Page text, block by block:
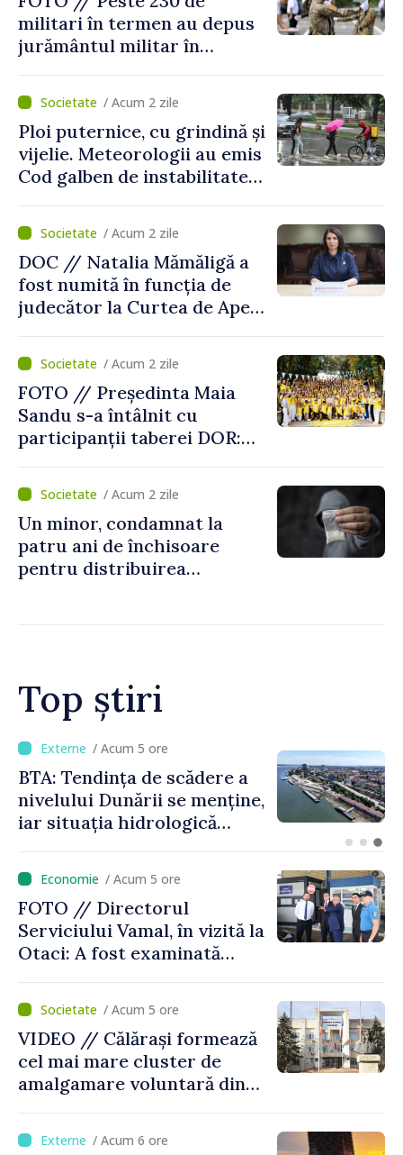
militari în termen au depus
jurământul militar în
/ Acum 2 zile
Ploi puternice, cu grindină și
vijelie. Meteorologii au emis
Cod galben de instabilitate
/ Acum 2 zile
DOC // Natalia Mămăligă a
fost numită în funcția de
judecător la Curtea de Apel
/ Acum 2 zile
FOTO // Președinta Maia
Sandu s-a întâlnit cu
participanții taberei DOR:
noastră rămâne puternică”
/ Acum 2 zile
Un minor, condamnat la
patru ani de închisoare
pentru distribuirea
Top știri
/ Acum 2 ore
Energocom a asigurat
necesarul de energie
electrică pentru 8 august.
cetățenii să reducă
consumul în orele de vârf
/ Acum 5 ore
FOTO // Directorul
Serviciului Vamal, în vizită la
Otaci: A fost examinată
control vamal cu un scanner
performant/ Acum 5 ore
VIDEO // Călărași formează
cel mai mare cluster de
amalgamare voluntară din
orășenesc a aprobat decizia
/ Acum 6 ore